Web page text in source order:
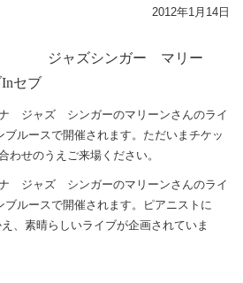
2012年1月14日
ジャズシンガー マリー
セブ
ナ ジャズ シンガーのマリーンさんのライ
ブルースで開催されます。ただいまチケッ
わせのうえご来場ください。
ナ ジャズ シンガーのマリーンさんのライ
ブルースで開催されます。ピアニストに
、素晴らしいライブが企画されていま